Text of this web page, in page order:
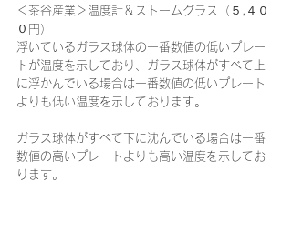
＜茶谷産業＞温度計＆ストームグラス（５,４０
０円）
浮いているガラス球体の一番数値の低いプレー
トが温度を示しており、ガラス球体がすべて上
に浮かんでいる場合は一番数値の低いプレート
よりも低い温度を示しております。
ガラス球体がすべて下に沈んでいる場合は一番
数値の高いプレートよりも高い温度を示してお
ります。